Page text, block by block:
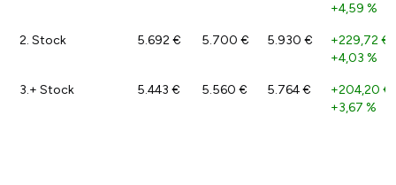
+4,59 %
2. Stock 5.692 € 5.700 € 5.930 € +229,72 €
+4,03 %
3.+ Stock 5.443 € 5.560 € 5.764 € +204,20 €
+3,67 %